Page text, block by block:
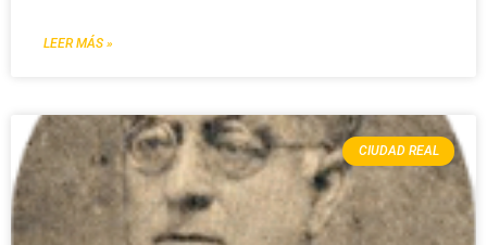
LEER MÁS »
CIUDAD REAL